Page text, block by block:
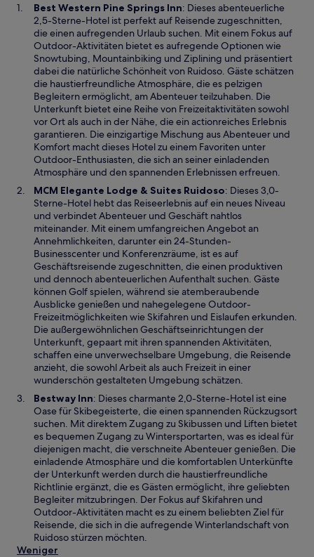
Best Western Pine Springs InnW
i
r
d
n
e
i
n
e
m
n
e
u
e
n
F
e
n
s
t
e
r
g
e
ö
f
f
n
e
t
: Dieses abenteuerliche
2,5-Sterne-Hotel ist perfekt auf Reisende zugeschnitten,
die einen aufregenden Urlaub suchen. Mit einem Fokus auf
Outdoor-Aktivitäten bietet es aufregende Optionen wie
Snowtubing, Mountainbiking und Ziplining und präsentiert
dabei die natürliche Schönheit von Ruidoso. Gäste schätzen
die haustierfreundliche Atmosphäre, die es pelzigen
Begleitern ermöglicht, am Abenteuer teilzuhaben. Die
Unterkunft bietet eine Reihe von Freizeitaktivitäten sowohl
vor Ort als auch in der Nähe, die ein actionreiches Erlebnis
garantieren. Die einzigartige Mischung aus Abenteuer und
Komfort macht dieses Hotel zu einem Favoriten unter
Outdoor-Enthusiasten, die sich an seiner einladenden
Atmosphäre und den spannenden Erlebnissen erfreuen.
MCM Elegante Lodge & Suites RuidosoW
i
r
d
i
n
e
i
n
e
m
n
e
u
e
n
e
n
s
t
e
r
g
e
ö
f
f
: Dieses 3,0-
Sterne-Hotel hebt das Reiseerlebnis auf ein neues Niveau
und verbindet Abenteuer und Geschäft nahtlos
miteinander. Mit einem umfangreichen Angebot an
Annehmlichkeiten, darunter ein 24-Stunden-
Businesscenter und Konferenzräume, ist es auf
Geschäftsreisende zugeschnitten, die einen produktiven
und dennoch abenteuerlichen Aufenthalt suchen. Gäste
können Golf spielen, während sie atemberaubende
Ausblicke genießen und nahegelegene Outdoor-
Freizeitmöglichkeiten wie Skifahren und Eislaufen erkunden.
Die außergewöhnlichen Geschäftseinrichtungen der
Unterkunft, gepaart mit ihren spannenden Aktivitäten,
schaffen eine unverwechselbare Umgebung, die Reisende
anzieht, die sowohl Arbeit als auch Freizeit in einer
wunderschön gestalteten Umgebung schätzen.
Bestway InnW
i
r
d
i
n
e
i
n
e
m
n
: Dieses charmante 2,0-Sterne-Hotel ist eine
Oase für Skibegeisterte, die einen spannenden Rückzugsort
suchen. Mit direktem Zugang zu Skibussen und Liften bietet
es bequemen Zugang zu Wintersportarten, was es ideal für
diejenigen macht, die verschneite Abenteuer genießen. Die
einladende Atmosphäre und die komfortablen Unterkünfte
der Unterkunft werden durch die haustierfreundliche
Richtlinie ergänzt, die es Gästen ermöglicht, ihre geliebten
Begleiter mitzubringen. Der Fokus auf Skifahren und
Outdoor-Aktivitäten macht es zu einem beliebten Ziel für
Reisende, die sich in die aufregende Winterlandschaft von
Ruidoso stürzen möchten.
Weniger